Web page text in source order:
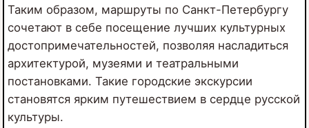
Таким образом, маршруты по Санкт-Петербургу
сочетают в себе посещение лучших культурных
достопримечательностей, позволяя насладиться
архитектурой, музеями и театральными
постановками. Такие городские экскурсии
становятся ярким путешествием в сердце русской
культуры.